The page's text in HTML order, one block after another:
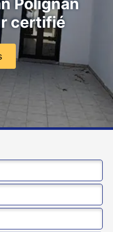
Polignan
certifié